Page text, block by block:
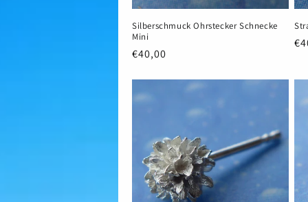
Silberschmuck Ohrstecker Schnecke
Mini
Normaler
€40,00